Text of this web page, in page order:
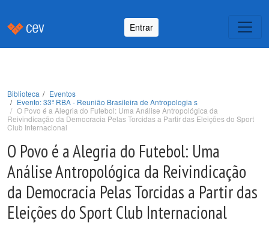
Entrar
Biblioteca
Eventos
Evento: 33ª RBA - Reunião Brasileira de Antropologia s
O Povo é a Alegria do Futebol: Uma Análise Antropológica da
Reivindicação da Democracia Pelas Torcidas a Partir das Eleições do Sport
Club Internacional
O Povo é a Alegria do Futebol: Uma
Análise Antropológica da Reivindicação
da Democracia Pelas Torcidas a Partir das
Eleições do Sport Club Internacional